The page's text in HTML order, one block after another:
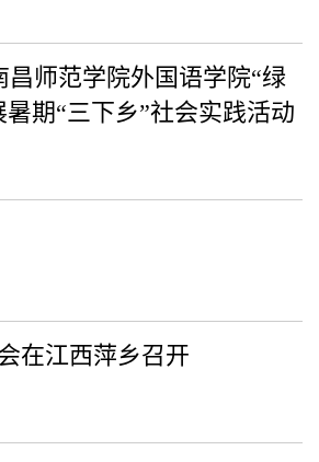
师范学院外国语学院“绿
期“三下乡”社会实践活动
在江西萍乡召开